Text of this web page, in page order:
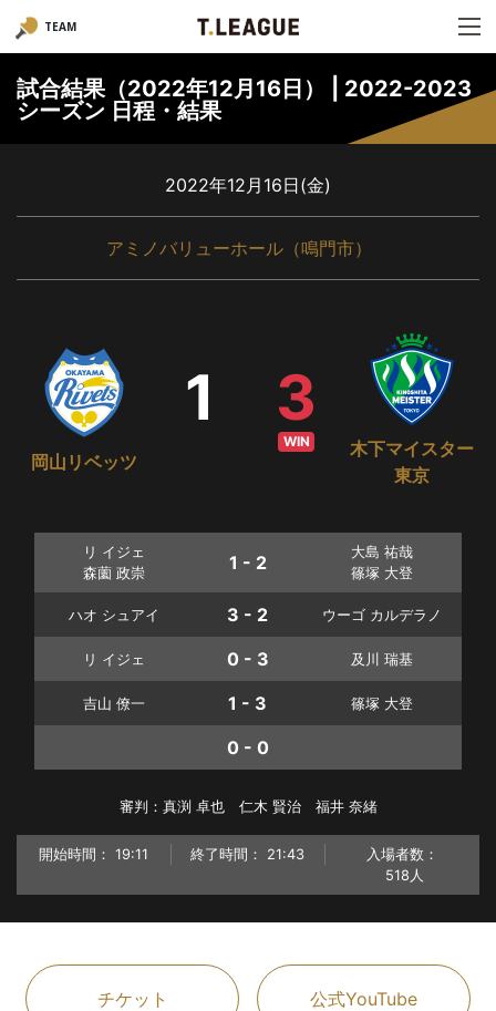
TEAM
試合結果（2022年12月16日） | 2022-2023
シーズン 日程・結果
2022年12月16日(金)
アミノバリューホール（鳴門市）
岡山リベッツ
1
木下マイスター
東京
3
WIN
リ イジェ
森薗 政崇
1 - 2
大島 祐哉
篠塚 大登
ハオ シュアイ 3 - 2 ウーゴ カルデラノ
リ イジェ 0 - 3 及川 瑞基
吉山 僚一 1 - 3 篠塚 大登
0 - 0
審判：真渕 卓也 仁木 賢治 福井 奈緒
開始時間： 19:11 終了時間： 21:43
入場者数：
518人
チケット 公式YouTube